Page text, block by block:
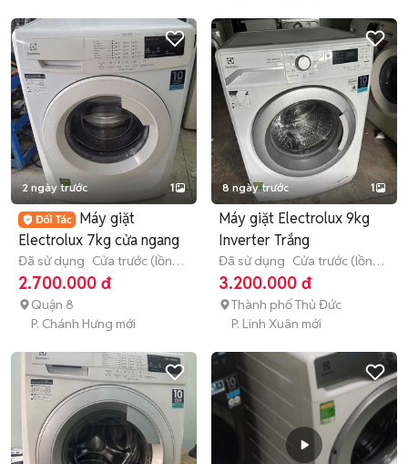
2 ngày trước 1
Máy giặt
Electrolux 7kg cửa ngang
Đã sử dụng Cửa trước (lồng
ngang) < 7 kg
2.700.000 đ
Quận 8
P. Chánh Hưng mới
8 ngày trước 1
Máy giặt Electrolux 9kg
Inverter Trắng
Đã sử dụng Cửa trước (lồng
ngang) 9 - 9.9 kg
3.200.000 đ
Thành phố Thủ Đức
P. Linh Xuân mới